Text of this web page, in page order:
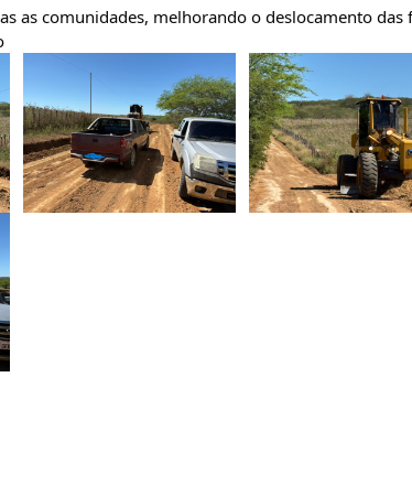
as comunidades, melhorando o deslocamento